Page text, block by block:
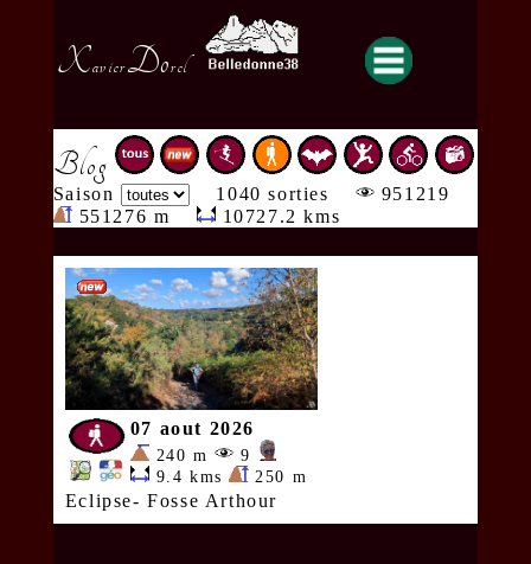
XavierDorel
Blog
Saison 1040 sorties
951219
551276 m
10727.2 kms
07 aout 2026
240 m
9
9.4 kms
250 m
Eclipse- Fosse Arthour